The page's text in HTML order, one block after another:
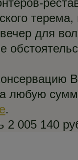
для
любую
.
2 005 140